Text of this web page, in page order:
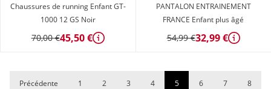
Chaussures de running Enfant GT-
1000 12 GS Noir
70,00 €45,50 € Détails
PANTALON ENTRAINEMENT
FRANCE Enfant plus âgé
54,99 €32,99 € Détails
Précédente 1 2 3 4 5 6 7 8